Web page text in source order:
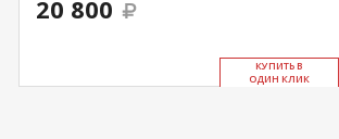
20 800
КУ­ПИТЬ В
ОДИН КЛИК